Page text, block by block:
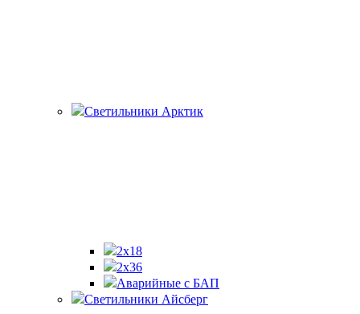
Светильники Арктик
2х18
2x36
Аварийные с БАП
Светильники Айсберг